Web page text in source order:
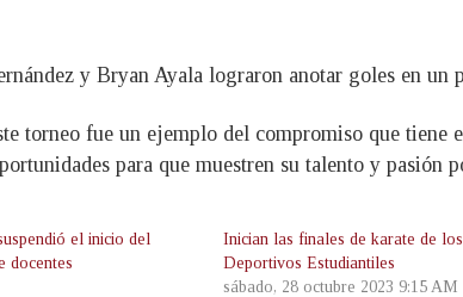
y Bryan Ayala lograron anotar goles en
torneo fue un ejemplo del compromiso que
para que muestren su talento y pasión
el inicio del
docentes
Inician las finales de karate de
Deportivos Estudiantiles
sábado, 28 octubre 2023 9:15 AM